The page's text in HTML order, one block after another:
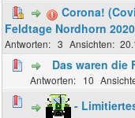
Corona!
Feldtage Nordhorn
3
Das waren die
10
-